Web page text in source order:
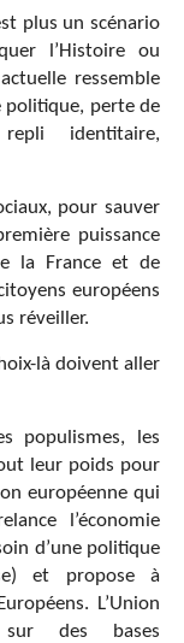
plus un scénario
l’Histoire ou
ressemble
politique, perte de
identitaire,
pour sauver
puissance
la France et de
européens
réveiller.
là doivent aller
populismes, les
leur poids pour
européenne qui
l’économie
d’une politique
et propose à
L’Union
des bases